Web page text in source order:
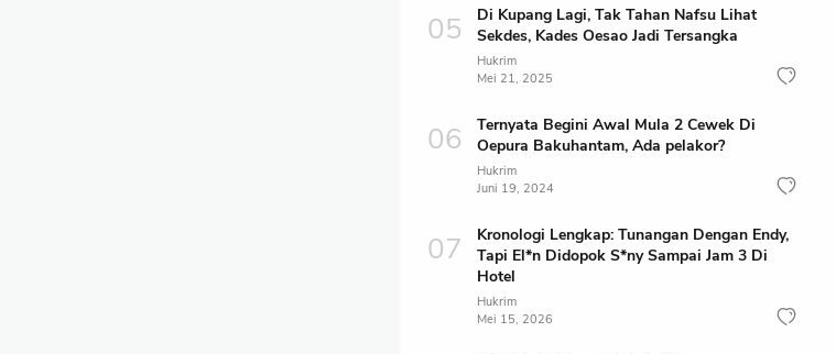
Di Kupang Lagi, Tak Tahan Nafsu Lihat
Sekdes, Kades Oesao Jadi Tersangka
Hukrim
Mei 21, 2025
Ternyata Begini Awal Mula 2 Cewek Di
Oepura Bakuhantam, Ada pelakor?
Hukrim
Juni 19, 2024
Kronologi Lengkap: Tunangan Dengan Endy,
Tapi El*n Didopok S*ny Sampai Jam 3 Di
Hotel
Hukrim
Mei 15, 2026